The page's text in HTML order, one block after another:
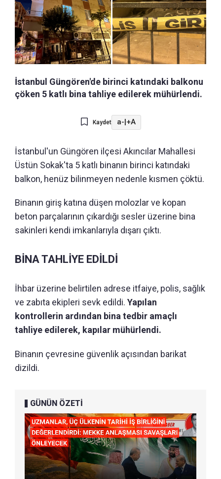
İstanbul Güngören'de birinci katındaki balkonu
çöken 5 katlı bina tahliye edilerek mühürlendi.
Kaydet a-|+A
İstanbul'un Güngören ilçesi Akıncılar Mahallesi
Üstün Sokak'ta 5 katlı binanın birinci katındaki
balkon, henüz bilinmeyen nedenle kısmen çöktü.
Binanın giriş katına düşen molozlar ve kopan
beton parçalarının çıkardığı sesler üzerine bina
sakinleri kendi imkanlarıyla dışarı çıktı.
BİNA TAHLİYE EDİLDİ
İhbar üzerine belirtilen adrese itfaiye, polis, sağlık
ve zabıta ekipleri sevk edildi. Yapılan
kontrollerin ardından bina tedbir amaçlı
tahliye edilerek, kapılar mühürlendi.
Binanın çevresine güvenlik açısından barikat
dizildi.
GÜNÜN ÖZETİ